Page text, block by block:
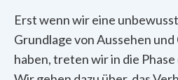
Erst wenn wir eine
Grundlage von Aussehen
haben, treten wir in die